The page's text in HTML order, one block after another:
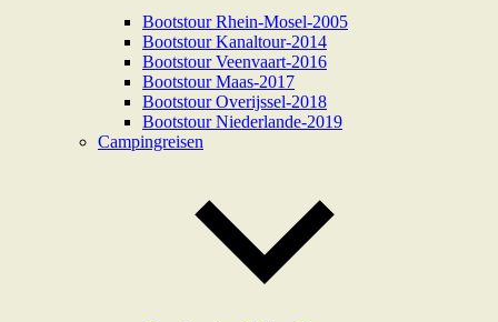
Bootstour Rhein-Mosel-2005
Bootstour Kanaltour-2014
Bootstour Veenvaart-2016
Bootstour Maas-2017
Bootstour Overijssel-2018
Bootstour Niederlande-2019
Campingreisen